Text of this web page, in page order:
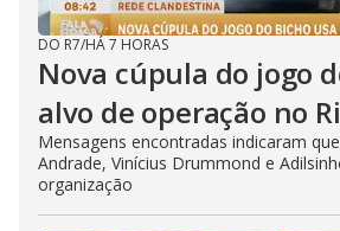
DO R7/HÁ 7 HORAS
Nova cúpula do jogo
alvo de operação no
Mensagens encontradas indicaram
Andrade, Vinícius Drummond e
organização